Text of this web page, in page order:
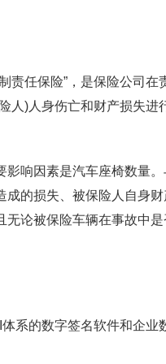
责任保险”，是保险公司
人)人身伤亡和财产损失
响因素是汽车座椅数量
的损失、被保险人自身
无论被保险车辆在事故中
系的数字签名软件和企